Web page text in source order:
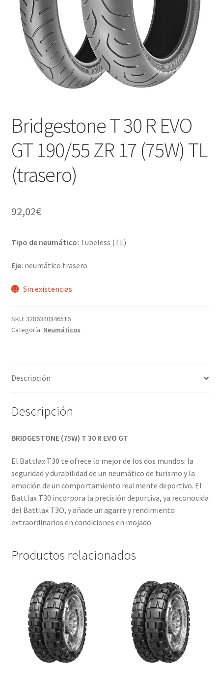
Bridgestone T 30 R EVO
GT 190/55 ZR 17 (75W) TL
(trasero)
92,02€
Tipo de neumático: Tubeless (TL)
Eje: neumático trasero
Sin existencias
SKU: 3286340846516
Categoría: Neumáticos
Descripción
Descripción
BRIDGESTONE (75W) T 30 R EVO GT
El Battlax T30 te ofrece lo mejor de los dos mundos: la
seguridad y durabilidad de un neumático de turismo y la
emoción de un comportamiento realmente deportivo. El
Battlax T30 incorpora la precisión deportiva, ya reconocida
del Battlax T3O, y añade un agarre y rendimiento
extraordinarios en condiciones en mojado.
Productos relacionados